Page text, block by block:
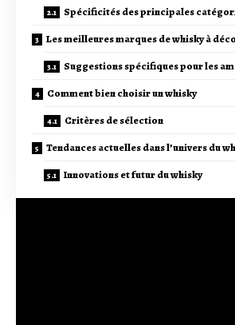
Spécificités des principales
Les meilleures marques de whisky à
Suggestions spécifiques pour les
Comment bien choisir un whisky
Critères de sélection
Tendances actuelles dans l’univers du
Innovations et futur du whisky